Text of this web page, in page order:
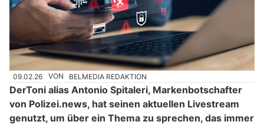
09.02.26 VON BELMEDIA REDAKTION
DerToni alias Antonio Spitaleri, Markenbotschafter
von Polizei.news, hat seinen aktuellen Livestream
genutzt, um über ein Thema zu sprechen, das immer